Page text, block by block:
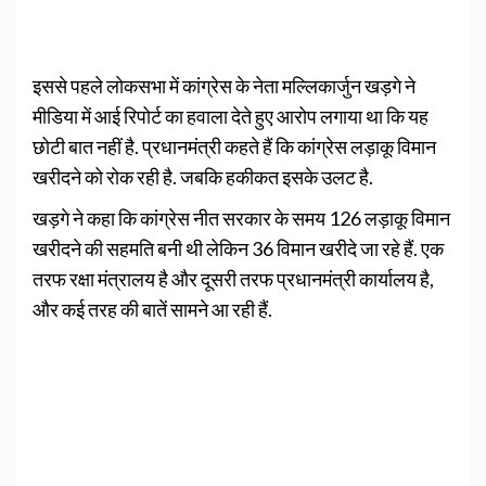
इससे पहले लोकसभा में कांग्रेस के नेता मल्लिकार्जुन खड़गे ने
मीडिया में आई रिपोर्ट का हवाला देते हुए आरोप लगाया था कि यह
छोटी बात नहीं है. प्रधानमंत्री कहते हैं कि कांग्रेस लड़ाकू विमान
खरीदने को रोक रही है. जबकि हकीकत इसके उलट है.
खड़गे ने कहा कि कांग्रेस नीत सरकार के समय 126 लड़ाकू विमान
खरीदने की सहमति बनी थी लेकिन 36 विमान खरीदे जा रहे हैं. एक
तरफ रक्षा मंत्रालय है और दूसरी तरफ प्रधानमंत्री कार्यालय है,
और कई तरह की बातें सामने आ रही हैं.